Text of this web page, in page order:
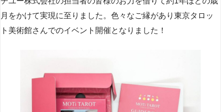
月をかけて実現に至りました。色々なご縁があり東京タロッ
ト美術館さんでのイベント開催となりました！